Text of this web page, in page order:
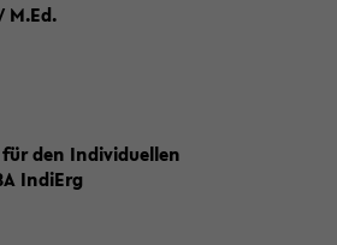
M.Ed.
den Individuellen
IndiErg